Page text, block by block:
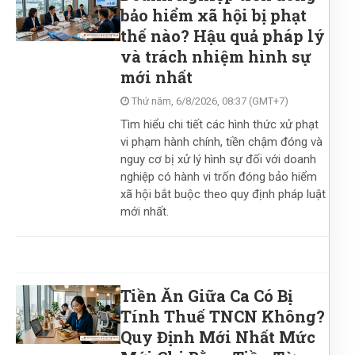
Sâu Sắc?
Gian Lận Thi Tốt Nghiệp THPT
Số Có Phải Là Giải Pháp Cốt
bảo hiểm xã hội bị phạt
thế nào? Hậu quả pháp lý
và trách nhiệm hình sự
mới nhất
Thứ năm, 6/8/2026, 08:37 (GMT+7)
Tìm hiểu chi tiết các hình thức xử phạt
vi phạm hành chính, tiền chậm đóng và
nguy cơ bị xử lý hình sự đối với doanh
nghiệp có hành vi trốn đóng bảo hiểm
xã hội bắt buộc theo quy định pháp luật
mới nhất.
Tiền Ăn Giữa Ca Có Bị
Tính Thuế TNCN Không?
Quy Định Mới Nhất Mức